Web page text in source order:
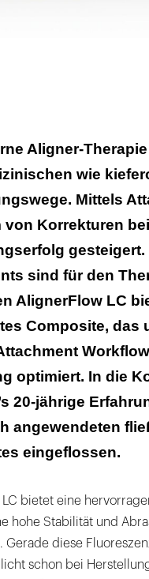
Aligner-
wie
Mittels
von Korrekturen
sind für den
AlignerFlow LC
Composite, das
optimiert. In die
20-jährige
angewendeten
eingeflossen.
bietet eine
hohe Stabilität und
Gerade diese
schon bei